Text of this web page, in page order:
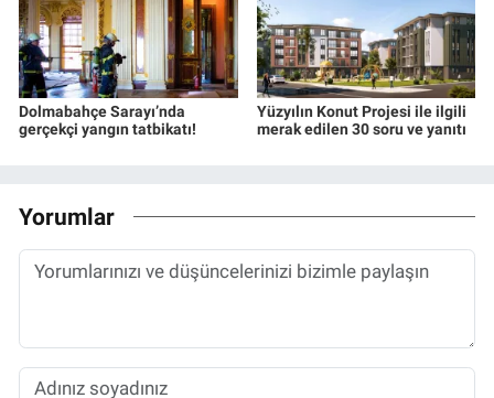
Dolmabahçe Sarayı’nda
gerçekçi yangın tatbikatı!
Yüzyılın Konut Projesi ile ilgili
merak edilen 30 soru ve yanıtı
Yorumlar